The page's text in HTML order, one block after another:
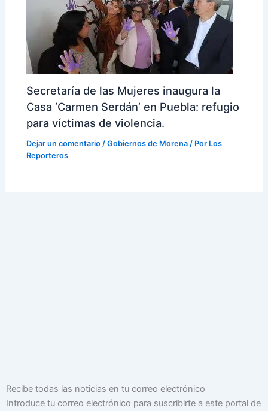
Secretaría de las Mujeres inaugura la
Casa ‘Carmen Serdán’ en Puebla: refugio
para víctimas de violencia.
Dejar un comentario /Gobiernos de Morena / Por Los
Reporteros
Recibe todas las noticias en tu correo electrónico
Introduce tu correo electrónico para suscribirte a este portal de
Dirección
de